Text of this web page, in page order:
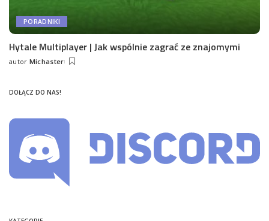
PORADNIKI
Hytale Multiplayer | Jak wspólnie zagrać ze znajomymi
Posted
autor Michaster
DOŁĄCZ DO NAS!